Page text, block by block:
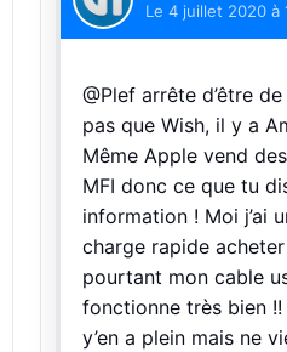
Le 4 juillet 2020 à
@Plef arrête d’être
pas que Wish, il y a
Même Apple vend
MFI donc ce que tu
information ! Moi j’ai
charge rapide
pourtant mon cable
fonctionne très bien
y’en a plein mais ne